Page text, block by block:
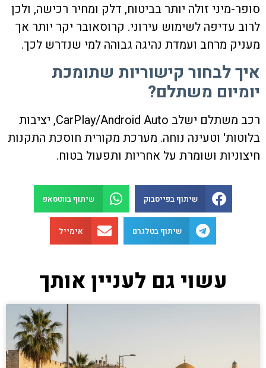
סופר-מיני זולה יותר בביטוח, דלק ומחיר רכישה, ולכן
לרוב עדיפה לשימוש עירוני. קרוסאובר יקר יותר אך
מעניק מרחב ועמדת נהיגה גבוהה למי שנדרש לכך.
איך לבחור קישוריות שתומכת
יומיום משתלם?
רכב משתלם ישלב CarPlay/Android Auto, יציבות
בלוטות' וטעינה נוחה. מערכת מקורית חוסכת התקנות
חיצוניות ושומרת על אחריות ותפעול בטוח.
שיתוף בפייסבוק שיתוף בווטסאפ
שיתוף בטלגרם אימייל
עשוי גם לעניין אותך